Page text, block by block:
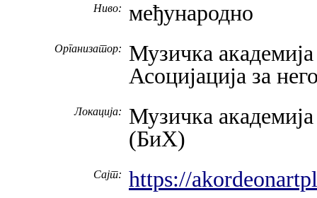
Ниво: међународно
Организатор:
Музичка
Асоцијација за
Локација:
Музичка
(БиХ)
Сајт: https://